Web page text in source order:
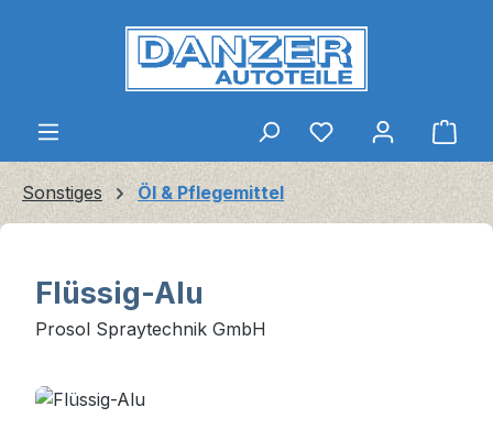
Zum Hauptinhalt springen
Sonstiges Öl & Pflegemittel
Flüssig-Alu
Prosol Spraytechnik GmbH
Bildergalerie überspringen